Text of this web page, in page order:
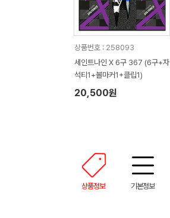
상품번호 : 258093
세인트나인 X 6구 367 (6구+자
석티1+볼마커1+클립1)
20,500원
상품정보 기본정보